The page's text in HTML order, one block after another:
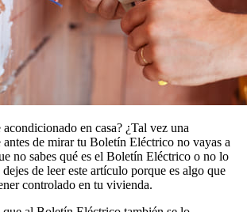
acondicionado en casa? ¿Tal vez una
antes de mirar tu Boletín Eléctrico no vayas a
no sabes qué es el Boletín Eléctrico o no lo
de leer este artículo porque es algo que
controlado en tu vivienda.